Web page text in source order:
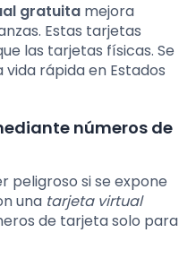
gratuita mejora
Estas tarjetas
las tarjetas físicas. Se
rápida en Estados
números de
peligroso si se expone
una tarjeta virtual
de tarjeta solo para